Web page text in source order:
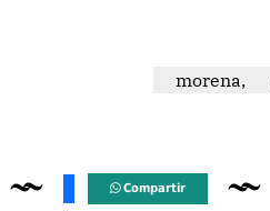
morena,
Compartir